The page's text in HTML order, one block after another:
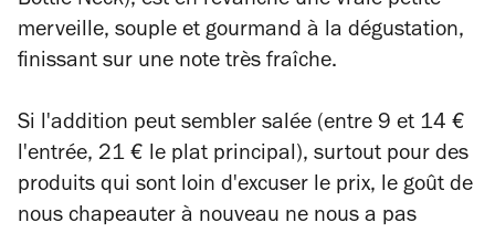
merveille, souple et gourmand à la dégustation,
finissant sur une note très fraîche.
Si l'addition peut sembler salée (entre 9 et 14 €
l'entrée, 21 € le plat principal), surtout pour des
produits qui sont loin d'excuser le prix, le goût de
nous chapeauter à nouveau ne nous a pas